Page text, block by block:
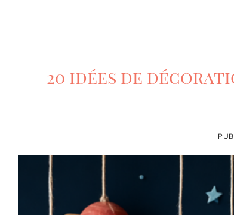
20 idées de